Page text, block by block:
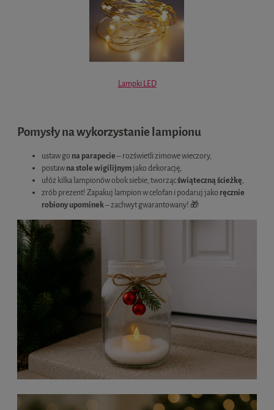
Lampki LED
Pomysły na wykorzystanie lampionu
ustaw go na parapecie– rozświetli zimowe wieczory,
postawna stole wigilijnymjako dekorację,
ułóż kilka lampionów obok siebie, tworzącświąteczną ścieżkę,
zrób prezent! Zapakuj lampion w celofan i podaruj jako ręcznie
robiony upominek– zachwyt gwarantowany! 🎁